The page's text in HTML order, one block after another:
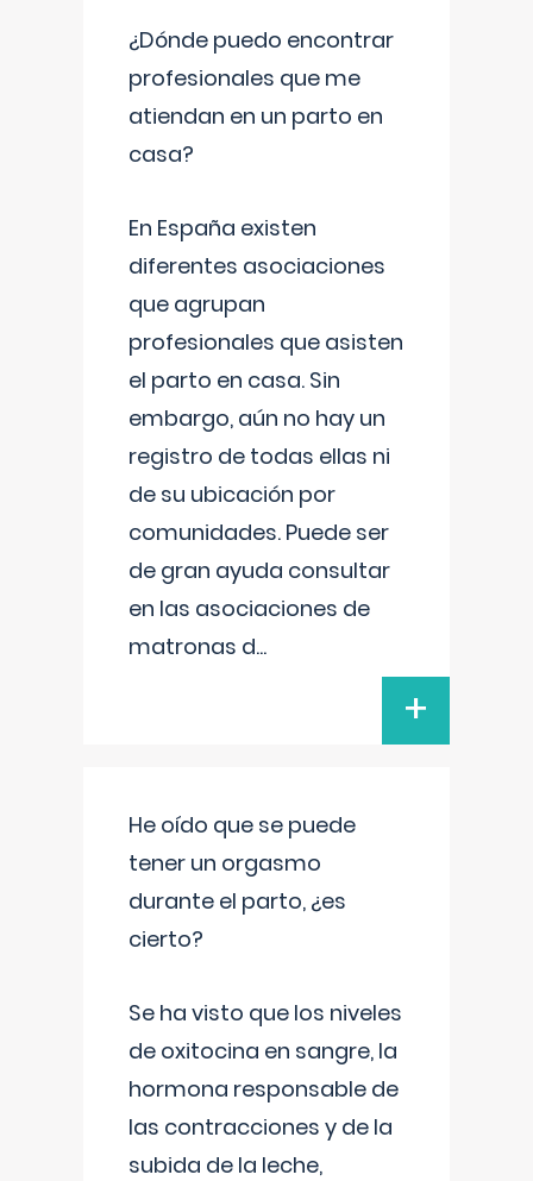
¿Dónde puedo encontrar
profesionales que me
atiendan en un parto en
casa?
En España existen
diferentes asociaciones
que agrupan
profesionales que asisten
el parto en casa. Sin
embargo, aún no hay un
registro de todas ellas ni
de su ubicación por
comunidades. Puede ser
de gran ayuda consultar
en las asociaciones de
matronas d...
+
He oído que se puede
tener un orgasmo
durante el parto, ¿es
cierto?
Se ha visto que los niveles
de oxitocina en sangre, la
hormona responsable de
las contracciones y de la
subida de la leche,